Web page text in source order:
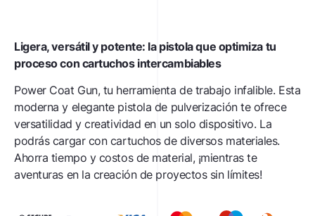
Ligera, versátil y potente: la pistola que optimiza tu
proceso con cartuchos intercambiables
Power Coat Gun, tu herramienta de trabajo infalible. Esta
moderna y elegante pistola de pulverización te ofrece
versatilidad y creatividad en un solo dispositivo. La
podrás cargar con cartuchos de diversos materiales.
Ahorra tiempo y costos de material, ¡mientras te
aventuras en la creación de proyectos sin límites!